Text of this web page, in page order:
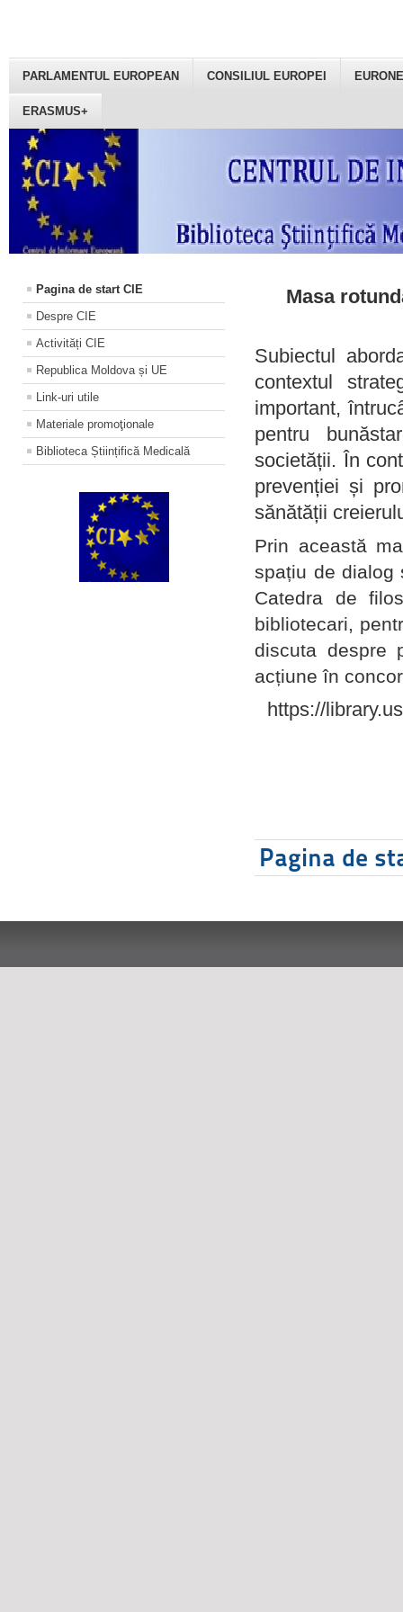
PARLAMENTUL EUROPEAN CONSILIUL EUROPEI
ERASMUS+
Pagina de start CIE
Despre CIE
Activități CIE
Republica Moldova și UE
Link-uri utile
Materiale promoţionale
Biblioteca Științifică Medicală
Masa
Subiectul
contextul
important,
pentru
societății. În
prevenției și
sănătății
Prin această
spațiu de dialog
Catedra de
bibliotecari,
discuta despre
acțiune în
https://
Pagina de